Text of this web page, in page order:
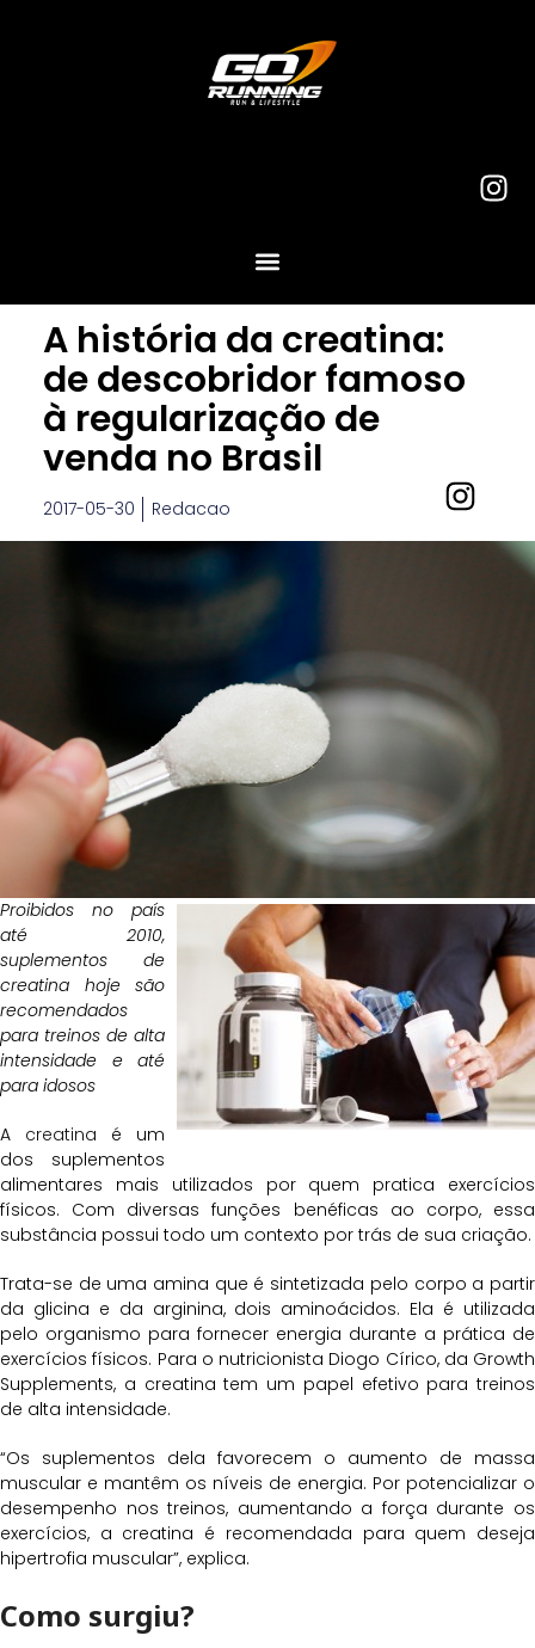
A história da creatina:
de descobridor famoso
à regularização de
venda no Brasil
2017-05-30 Redacao
Proibidos no país
até 2010,
suplementos de
creatina hoje são
recomendados
para treinos de alta
intensidade e até
para idosos
A creatina é um
dos suplementos
alimentares mais utilizados por quem pratica exercícios
físicos. Com diversas funções benéficas ao corpo, essa
substância possui todo um contexto por trás de sua criação.
Trata-se de uma amina que é sintetizada pelo corpo a partir
da glicina e da arginina, dois aminoácidos. Ela é utilizada
pelo organismo para fornecer energia durante a prática de
exercícios físicos. Para o nutricionista Diogo Círico, da Growth
Supplements, a creatina tem um papel efetivo para treinos
de alta intensidade.
“Os suplementos dela favorecem o aumento de massa
muscular e mantêm os níveis de energia. Por potencializar o
desempenho nos treinos, aumentando a força durante os
exercícios, a creatina é recomendada para quem deseja
hipertrofia muscular”, explica.
Como surgiu?